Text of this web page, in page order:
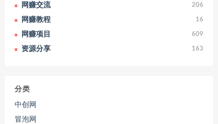
网赚交流 206
网赚教程 16
网赚项目 609
资源分享 163
分类
中创网
冒泡网